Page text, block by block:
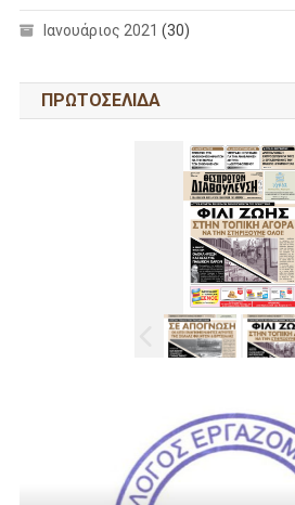
Ιανουάριος 2021 (30)
ΠΡΩΤΟΣΕΛΙΔΑ